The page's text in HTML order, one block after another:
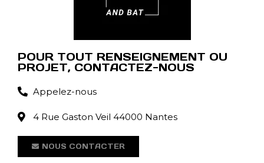
POUR TOUT RENSEIGNEMENT OU
PROJET, CONTACTEZ-NOUS
Appelez-nous
4 Rue Gaston Veil 44000 Nantes
NOUS CONTACTER